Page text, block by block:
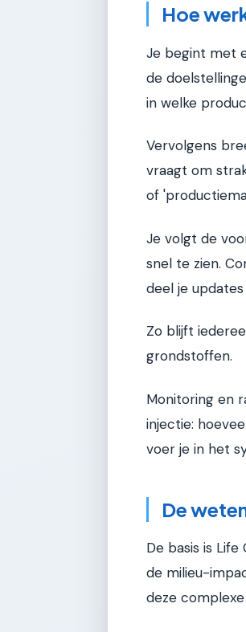
Hoe
Je begint met
de
in welke
Vervolgens
vraagt om
of
Je volgt de
snel te zien.
deel je
Zo blijft
grondstoffen.
Monitoring en
injectie:
voer je in het
De
De basis is
de milieu-
deze